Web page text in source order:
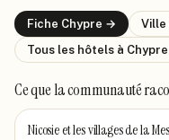
Fiche Chypre → Ville
Tous les hôtels à Chypre
Ce que la communauté
Nicosie et les villages de la